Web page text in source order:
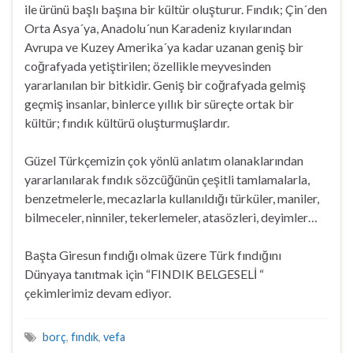
ile ürünü başlı başına bir kültür oluşturur. Fındık; Çin´den
Orta Asya´ya, Anadolu´nun Karadeniz kıyılarından
Avrupa ve Kuzey Amerika´ya kadar uzanan geniş bir
coğrafyada yetiştirilen; özellikle meyvesinden
yararlanılan bir bitkidir. Geniş bir coğrafyada gelmiş
geçmiş insanlar, binlerce yıllık bir süreçte ortak bir
kültür; fındık kültürü oluşturmuşlardır.
Güzel Türkçemizin çok yönlü anlatım olanaklarından
yararlanılarak fındık sözcüğünün çeşitli tamlamalarla,
benzetmelerle, mecazlarla kullanıldığı türküler, maniler,
bilmeceler, ninniler, tekerlemeler, atasözleri, deyimler…
Başta Giresun fındığı olmak üzere Türk fındığını
Dünyaya tanıtmak için “FINDIK BELGESELİ “
çekimlerimiz devam ediyor.
borç, fındık, vefa